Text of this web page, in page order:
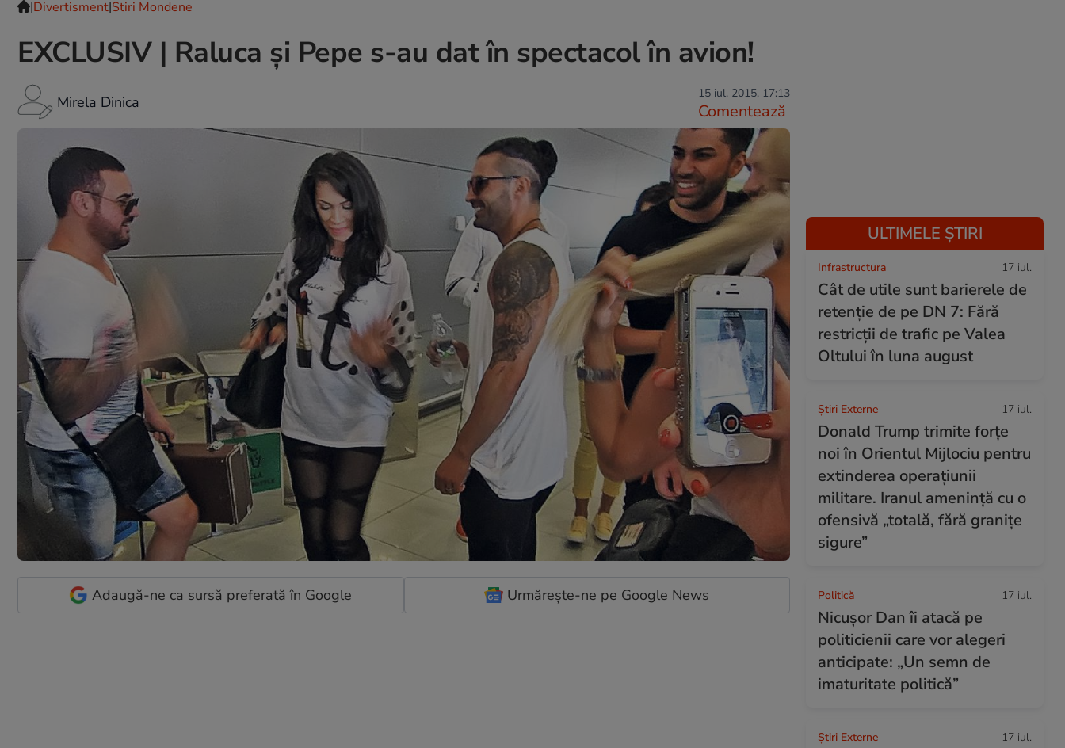
|Divertisment|Stiri Mondene
EXCLUSIV | Raluca şi Pepe s-au dat în spectacol în avion!
Mirela Dinica 15 iul. 2015, 17:13
Comentează
Adaugă-ne ca sursă preferată în Google Urmărește-ne pe Google News
ULTIMELE ȘTIRI
Infrastructura 17 iul.
Cât de utile sunt barierele de
retenție de pe DN 7: Fără
restricții de trafic pe Valea
Oltului în luna august
Știri Externe 17 iul.
Donald Trump trimite forțe
noi în Orientul Mijlociu pentru
extinderea operațiunii
militare. Iranul amenință cu o
ofensivă „totală, fără granițe
sigure”
Politică 17 iul.
Nicușor Dan îi atacă pe
politicienii care vor alegeri
anticipate: „Un semn de
imaturitate politică”
Știri Externe 17 iul.